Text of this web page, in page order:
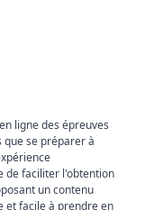
ligne des épreuves
que se préparer à
de faciliter l'obtention
un contenu
et facile à prendre en